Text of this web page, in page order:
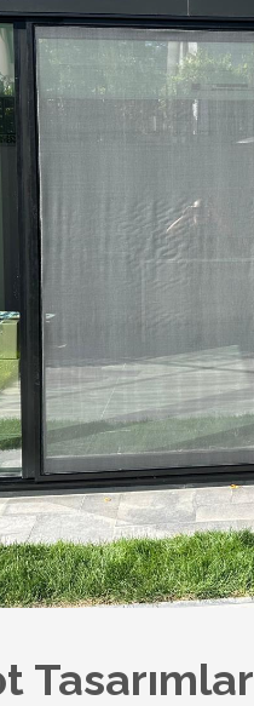
Tasarımlar